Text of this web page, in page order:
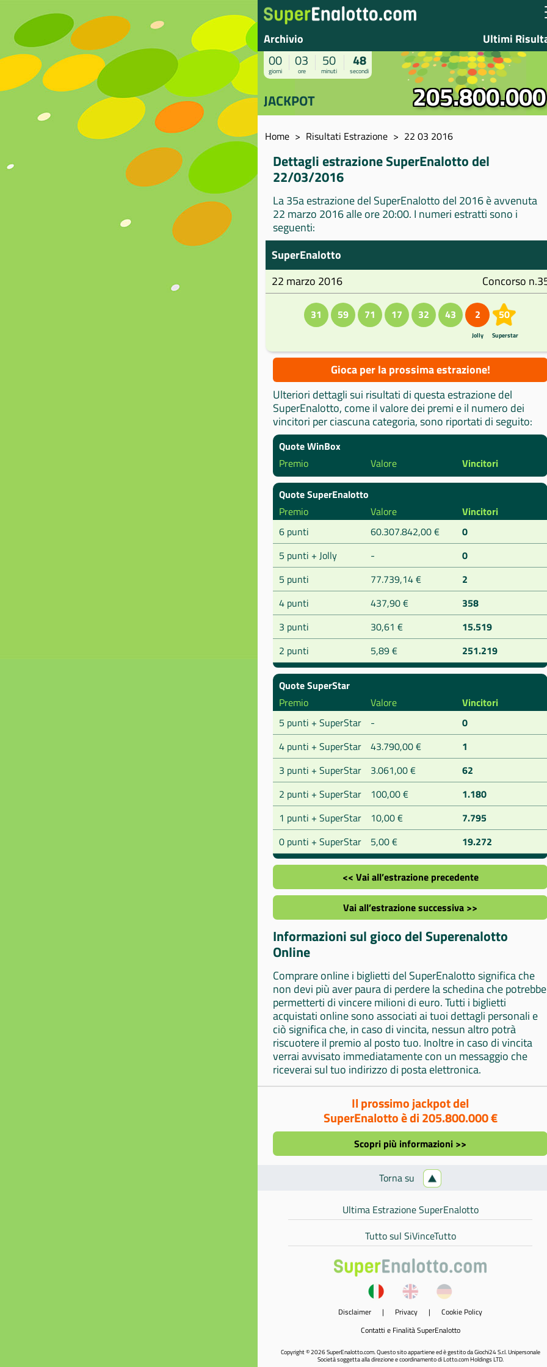
Archivio Ultimi
00
giorni
03
ore
50
minuti
48
secondi
JACKPOT 205.800.000
Home Risultati Estrazione 22 03 2016
Dettagli estrazione SuperEnalotto del
22/03/2016
La 35a estrazione del SuperEnalotto del 2016 è avvenuta
22 marzo 2016 alle ore 20:00. I numeri estratti sono i
seguenti:
SuperEnalotto
22 marzo 2016
Concorso
31 59 71 17 32 43 2
Jolly
50
Superstar
Gioca per la prossima estrazione!
Ulteriori dettagli sui risultati di questa estrazione del
SuperEnalotto, come il valore dei premi e il numero dei
vincitori per ciascuna categoria, sono riportati di seguito:
Quote WinBox
Premio
Valore Vincitori
Quote SuperEnalotto
Premio
Valore
Vincitori
6 punti
60.307.842,00 €
0
5 punti + Jolly
-
0
5 punti
77.739,14 €
2
4 punti
437,90 €
358
3 punti
30,61 €
15.519
2 punti
5,89 € 251.219
Quote SuperStar
Premio
Valore
Vincitori
5 punti + SuperStar
-
0
4 punti + SuperStar
43.790,00 €
1
3 punti + SuperStar
3.061,00 €
62
2 punti + SuperStar
100,00 €
1.180
1 punti + SuperStar
10,00 €
7.795
0 punti + SuperStar
5,00 € 19.272
<< Vai all’estrazione precedente
Vai all’estrazione successiva >>
Informazioni sul gioco del Superenalotto
Online
Comprare online i biglietti del SuperEnalotto significa che
non devi più aver paura di perdere la schedina che potrebbe
permetterti di vincere milioni di euro. Tutti i biglietti
acquistati online sono associati ai tuoi dettagli personali e
ciò significa che, in caso di vincita, nessun altro potrà
riscuotere il premio al posto tuo. Inoltre in caso di vincita
verrai avvisato immediatamente con un messaggio che
riceverai sul tuo indirizzo di posta elettronica.
Il prossimo jackpot del
SuperEnalotto è di 205.800.000 €
Scopri più informazioni >>
Torna su
Ultima Estrazione SuperEnalotto
Tutto sul SiVinceTutto
Disclaimer | Privacy | Cookie Policy
Contatti e Finalità SuperEnalotto
Copyright © 2026 SuperEnalotto.com. Questo sito appartiene ed è gestito da Giochi24 S.r.l. Unipersonale
Società soggetta alla direzione e coordinamento di Lotto.com Holdings LTD.